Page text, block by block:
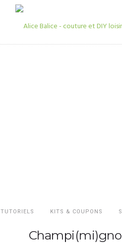
TUTORIELS KITS & COUPONS